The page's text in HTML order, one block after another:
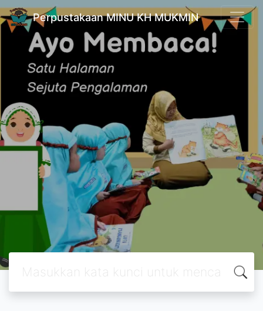
Perpustakaan MINU KH MUKMIN